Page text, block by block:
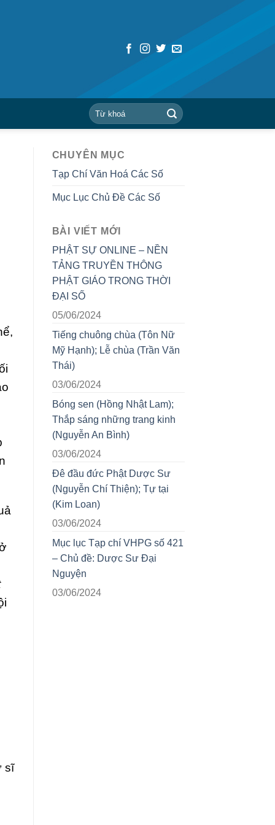
sĩ
CHUYÊN MỤC
Tạp Chí Văn Hoá Các Số
Mục Lục Chủ Đề Các Số
BÀI VIẾT MỚI
PHẬT SỰ ONLINE – NỀN
TẢNG TRUYỀN THÔNG
PHẬT GIÁO TRONG THỜI
ĐẠI SỐ
05/06/2024
Tiếng chuông chùa (Tôn Nữ
Mỹ Hạnh); Lễ chùa (Trần Văn
Thái)
03/06/2024
Bóng sen (Hồng Nhật Lam);
Thắp sáng những trang kinh
(Nguyễn An Bình)
03/06/2024
Đê đầu đức Phật Dược Sư
(Nguyễn Chí Thiện); Tự tại
(Kim Loan)
03/06/2024
Mục lục Tạp chí VHPG số 421
– Chủ đề: Dược Sư Đại
Nguyện
03/06/2024